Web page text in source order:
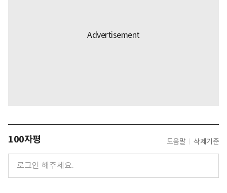
100자평 도움말 삭제기준